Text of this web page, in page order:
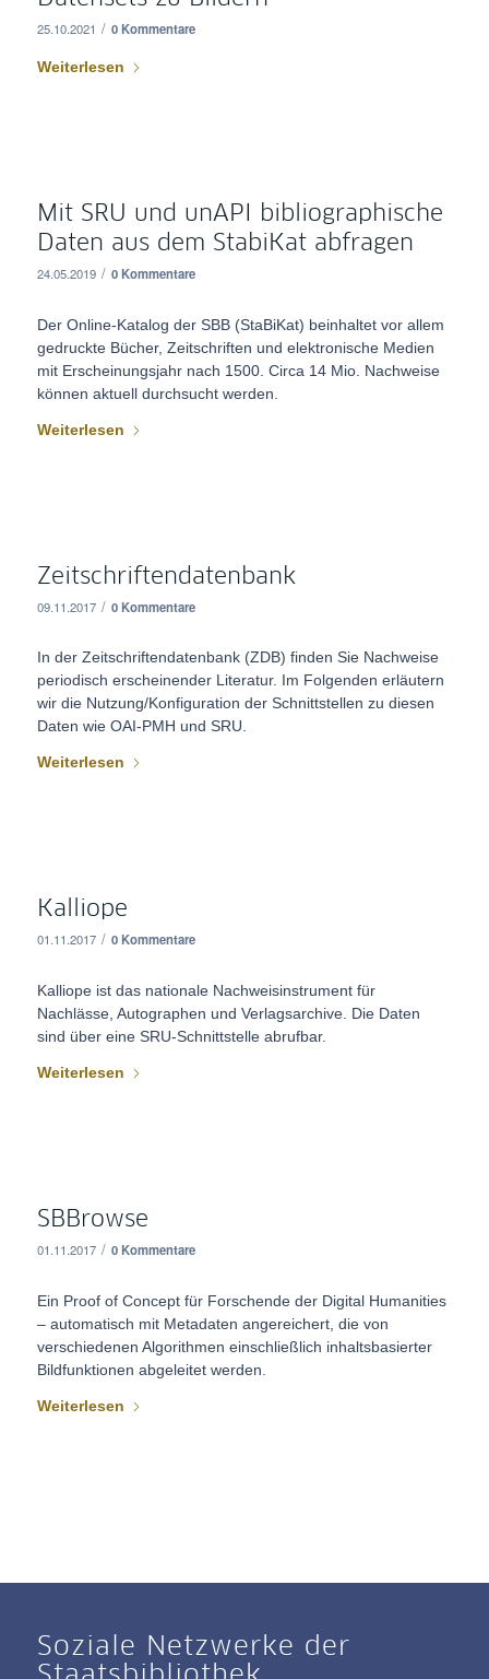
25.10.2021 / 0 Kommentare
Weiterlesen
Mit SRU und unAPI bibliographische
Daten aus dem StabiKat abfragen
24.05.2019 / 0 Kommentare
Der Online-Katalog der SBB (StaBiKat) beinhaltet vor allem
gedruckte Bücher, Zeitschriften und elektronische Medien
mit Erscheinungsjahr nach 1500. Circa 14 Mio. Nachweise
können aktuell durchsucht werden.
Weiterlesen
Zeitschriftendatenbank
09.11.2017 / 0 Kommentare
In der Zeitschriftendatenbank (ZDB) finden Sie Nachweise
periodisch erscheinender Literatur. Im Folgenden erläutern
wir die Nutzung/Konfiguration der Schnittstellen zu diesen
Daten wie OAI-PMH und SRU.
Weiterlesen
Kalliope
01.11.2017 / 0 Kommentare
Kalliope ist das nationale Nachweisinstrument für
Nachlässe, Autographen und Verlagsarchive. Die Daten
sind über eine SRU-Schnittstelle abrufbar.
Weiterlesen
SBBrowse
01.11.2017 / 0 Kommentare
Ein Proof of Concept für Forschende der Digital Humanities
– automatisch mit Metadaten angereichert, die von
verschiedenen Algorithmen einschließlich inhaltsbasierter
Bildfunktionen abgeleitet werden.
Weiterlesen
Soziale Netzwerke der